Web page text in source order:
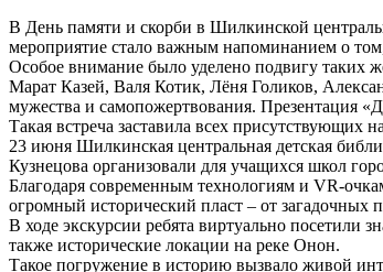
В День памяти и скорби в Шилкинской
мероприятие стало важным напоминанием о
Особое внимание было уделено подвигу таких
Марат Казей, Валя Котик, Лёня Голиков,
мужества и самопожертвования. Презентация
Такая встреча заставила всех
23 июня Шилкинская центральная детская
Кузнецова организовали для учащихся школ
Благодаря современным технологиям и VR-
огромный исторический пласт – от
В ходе экскурсии ребята виртуально посетили
также исторические локации на реке Онон.
Такое погружение в историю вызвало живой